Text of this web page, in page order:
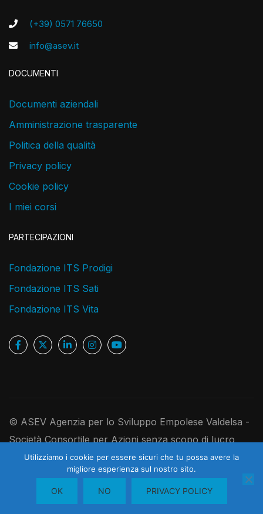
(+39) 0571 76650
info@asev.it
DOCUMENTI
Documenti aziendali
Amministrazione trasparente
Politica della qualità
Privacy policy
Cookie policy
I miei corsi
PARTECIPAZIONI
Fondazione ITS Prodigi
Fondazione ITS Sati
Fondazione ITS Vita
© ASEV Agenzia per lo Sviluppo Empolese Valdelsa -
Società Consortile per Azioni senza scopo di lucro
Ufficio Registro Imprese di Firenze, P.IVA e C.F.
05181410480 - R.E.A. 526891 - Codice Univoco
USAL8PV - Cap. Soc. I. V. 250.000,00 euro
Utilizziamo i cookie per essere sicuri che tu possa avere la
migliore esperienza sul nostro sito.
OK NO PRIVACY POLICY
Contattaci
1